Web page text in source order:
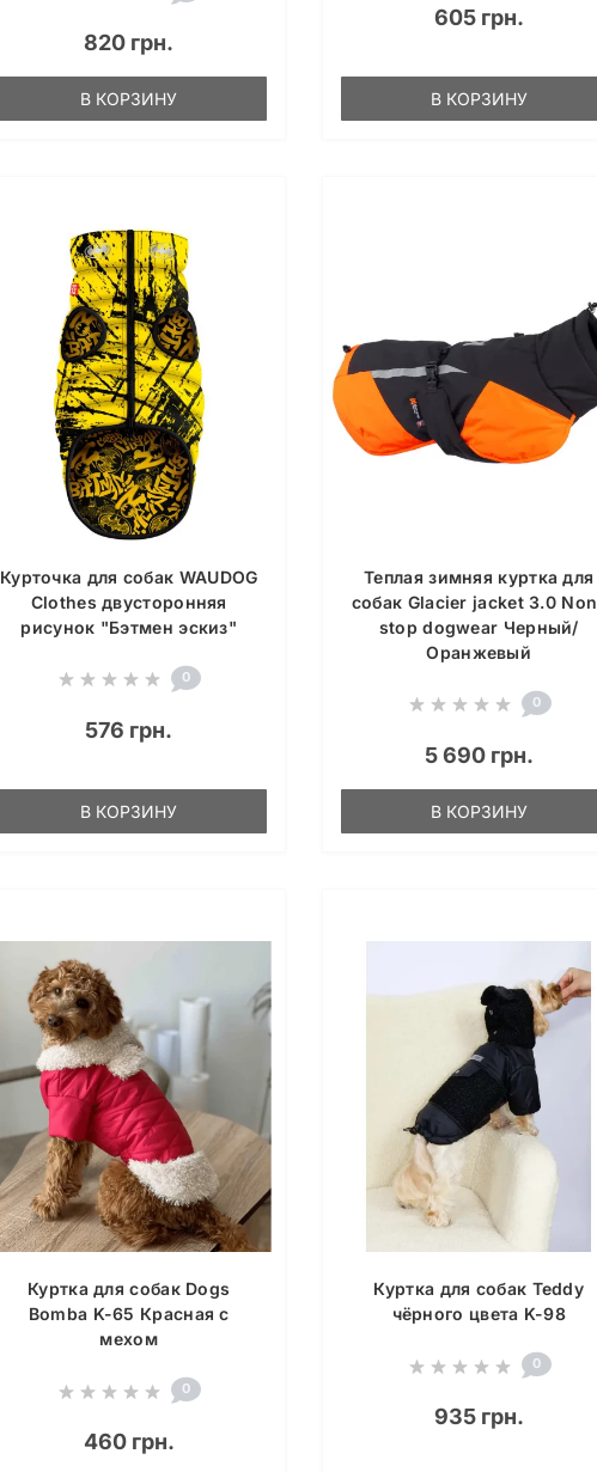
820 грн.
В КОРЗИНУ
605 грн.
В КОРЗИНУ
Курточка для собак WAUDOG
Clothes двусторонняя
рисунок "Бэтмен эскиз"
0
576 грн.
В КОРЗИНУ
Теплая зимняя куртка для
собак Glacier jacket 3.0
stop dogwear Черный/
Оранжевый
0
5 690 грн.
В КОРЗИНУ
Куртка для собак Dogs
Bomba K-65 Красная с
мехом
0
460 грн.
Куртка для собак Teddy
чёрного цвета K-98
0
935 грн.